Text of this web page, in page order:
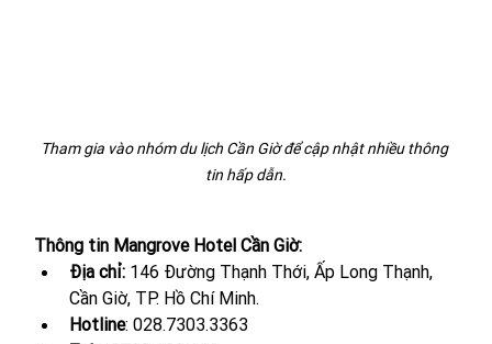
Tham gia vào nhóm du lịch Cần Giờ để cập nhật nhiều thông
tin hấp dẫn.
Thông tin Mangrove Hotel Cần Giờ:
Địa chỉ: 146 Đường Thạnh Thới, Ấp Long Thạnh,
Cần Giờ, TP. Hồ Chí Minh.
Hotline: 028.7303.3363